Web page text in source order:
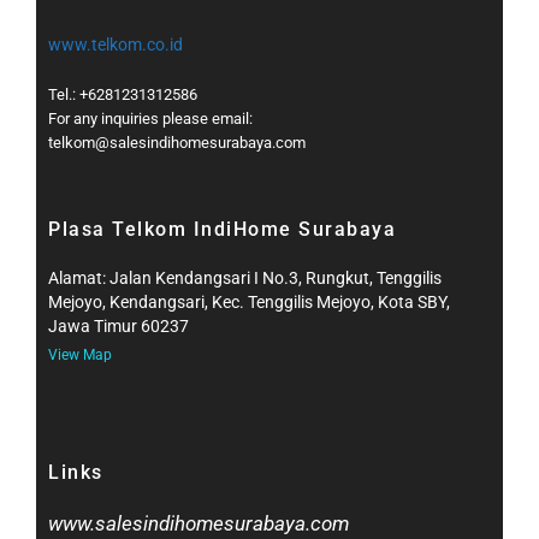
www.telkom.co.id
Tel.: +6281231312586
For any inquiries please email:
telkom@salesindihomesurabaya.com​
Plasa Telkom IndiHome Surabaya
Alamat: Jalan Kendangsari I No.3, Rungkut, Tenggilis
Mejoyo, Kendangsari, Kec. Tenggilis Mejoyo, Kota SBY,
Jawa Timur 60237
View Map
Links
www.salesindihomesurabaya.com​